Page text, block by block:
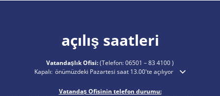
açılış saatleri
Vatandaşlık Ofisi:(Telefon:06501 – 83 4100)
Ek açılış veya kapanış saatlerini gizlemek için tıklayın
Kapalı: önümüzdeki Pazartesi saat 13.00'te açılıyor
Vatandaş Ofisinin telefon durumu: